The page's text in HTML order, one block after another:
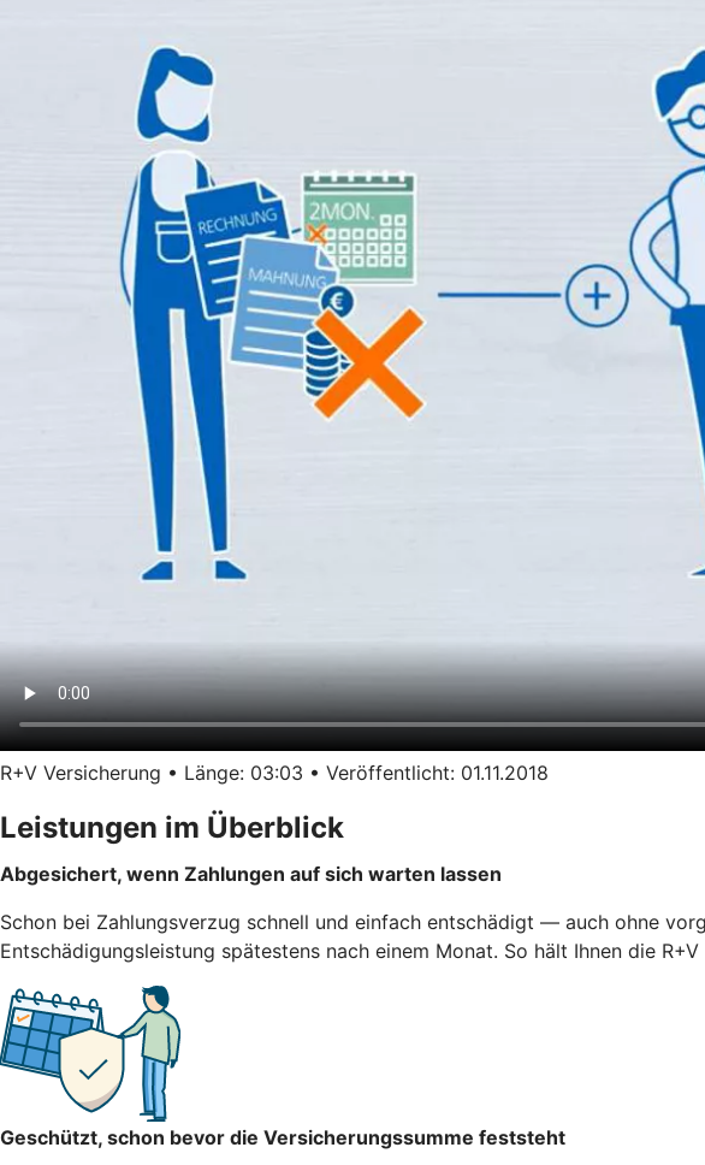
R+V Versicherung • Länge: 03:03 • Veröffentlicht: 01.11.2018
Leistungen im Überblick
Abgesichert, wenn Zahlungen auf sich warten lassen
Schon bei Zahlungsverzug schnell und einfach entschädigt — auch ohne
Entschädigungsleistung spätestens nach einem Monat. So hält Ihnen die
Geschützt, schon bevor die Versicherungssumme feststeht